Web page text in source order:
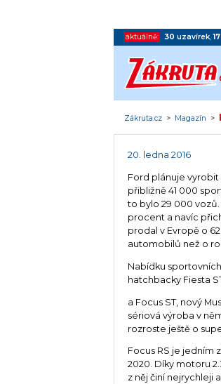
aktuálně: 30 uzavírek,17
Zákruta.cz > Magazín >
20. ledna 2016
Ford plánuje vyrobit
přibližně 41 000
to bylo 29 000 vozů.
procent a navíc
prodal v Evropě o
automobilů než o
Nabídku
hatchbacky Fiesta
a Focus ST, nový
sériová výroba v
rozroste ještě o
Focus RS je jedním
2020. Díky motoru
z něj činí nejrychleji